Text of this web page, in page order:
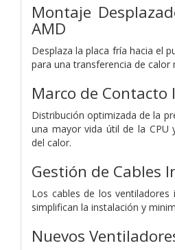
Montaje
AMD
Desplaza la placa fría hacia el
para una transferencia de calor
Marco de Contacto
Distribución optimizada de la
una mayor vida útil de la CPU
del calor.
Gestión de Cables
Los cables de los ventiladores
simplifican la instalación y
Nuevos